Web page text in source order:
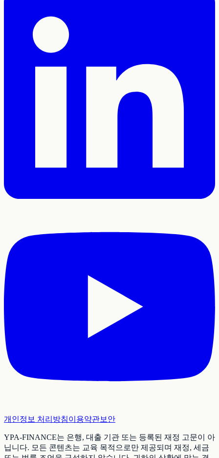
개인정보 처리방침이용약관보안
YPA-FINANCE는 은행, 대출 기관 또는 등록된 재정 고문이 아
닙니다. 모든 콘텐츠는 교육 목적으로만 제공되며 재정, 세금